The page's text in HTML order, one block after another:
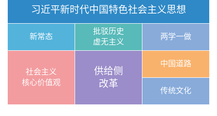
习近平新时代中国特色社会主义思想
新常态
批驳历史
虚无主义
两学一做
社会主义
核心价值观
供给侧
改革
中国道路
传统文化